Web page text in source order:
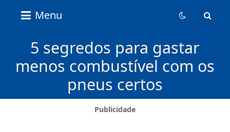
Content Menu
5 segredos para gastar
menos combustível com os
pneus certos